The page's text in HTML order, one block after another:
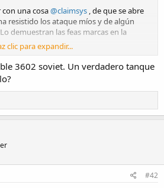
una cosa@claimsys , de que se abre
resistido los ataque míos y de algún
demuestran las feas marcas en la
solo por fuera. Por la información que
de finales de los 1970 y
Funciona unos segundos y se para.
abrir.
mediante Tapatalk
clic para expandir...
3602 soviet. Un verdadero tanque
#42